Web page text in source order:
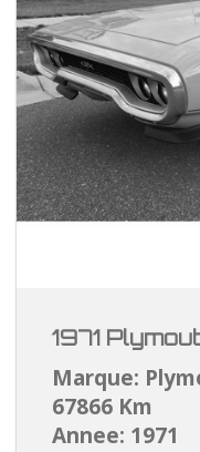
1971
Marque:
67866 Km
Annee: 1971